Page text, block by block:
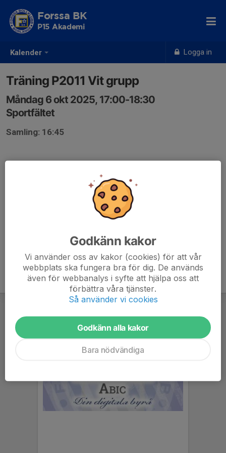
Kalender Logga in
Forssa BK
P15 Akademi
Träning P2011 Vit grupp
Måndag 6 okt 2025, 17:00-18:30
Sportfältet
Samling: 16:45
Godkänn kakor
Vi använder oss av kakor (cookies) för att vår
webbplats ska fungera bra för dig. De används
även för webbanalys i syfte att hjälpa oss att
förbättra våra tjänster.
Så använder vi cookies
Godkänn alla kakor
Bara nödvändiga